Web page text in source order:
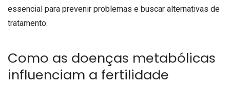
essencial para prevenir problemas e buscar alternativas de
tratamento.
Como as doenças metabólicas
influenciam a fertilidade